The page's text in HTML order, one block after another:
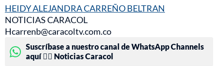
HEIDY ALEJANDRA CARREÑO BELTRAN
NOTICIAS CARACOL
Hcarrenb@caracoltv.com.co
Suscríbase a nuestro canal de WhatsApp Channels
aquí 👉🏻 Noticias Caracol